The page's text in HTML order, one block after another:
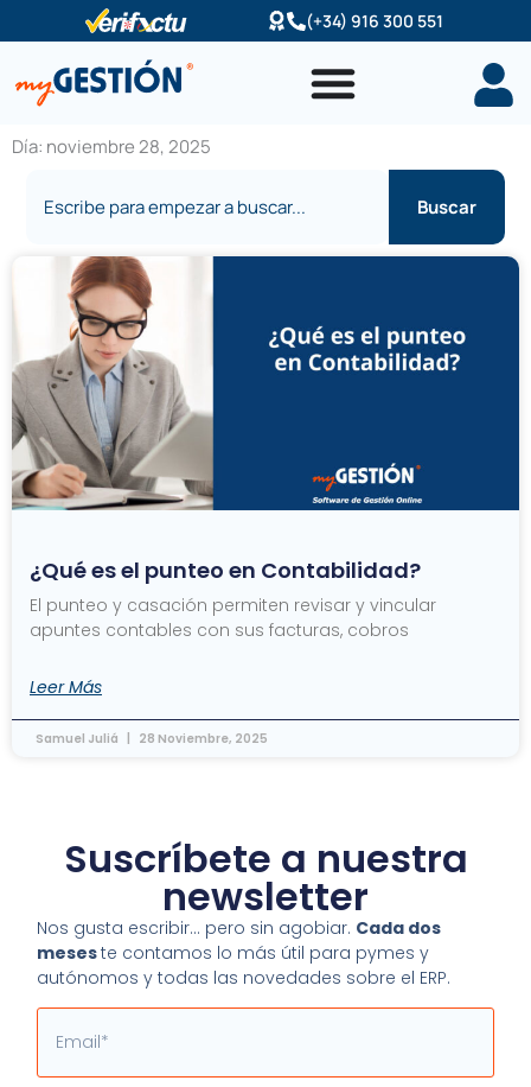
al
contenido
(+34) 916 300 551
Día: noviembre 28, 2025
Buscar
¿Qué es el punteo en Contabilidad?
El punteo y casación permiten revisar y vincular
apuntes contables con sus facturas, cobros
Leer Más
Samuel Juliá 28 Noviembre, 2025
Suscríbete a nuestra
newsletter
Nos gusta escribir… pero sin agobiar. Cada dos
meseste contamos lo más útil para pymes y
autónomos y todas las novedades sobre el ERP.
Email